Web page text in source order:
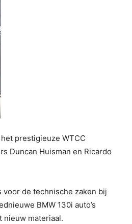
prestigieuze WTCC
Duncan Huisman en Ricardo
voor de technische zaken bij
BMW 130i auto’s
nieuw materiaal.